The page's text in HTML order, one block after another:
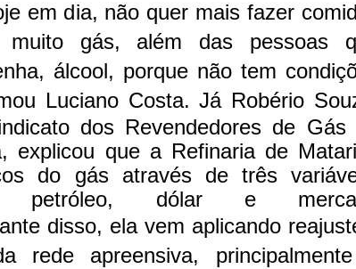
em dia, não quer mais fazer
muito gás, além das pessoas
álcool, porque não tem
Luciano Costa.Já Robério
dos Revendedores de Gás
explicou que a Refinaria de
do gás através de três
petróleo, dólar e
disso, ela vem aplicando
rede apreensiva,